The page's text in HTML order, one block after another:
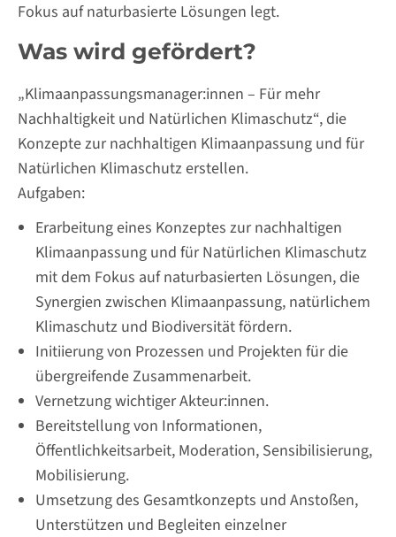
Fokus auf naturbasierte Lösungen legt.
Was wird gefördert?
„Klimaanpassungsmanager:innen – Für mehr
Nachhaltigkeit und Natürlichen Klimaschutz“, die
Konzepte zur nachhaltigen Klimaanpassung und für
Natürlichen Klimaschutz erstellen.
Aufgaben:
Erarbeitung eines Konzeptes zur nachhaltigen
Klimaanpassung und für Natürlichen Klimaschutz
mit dem Fokus auf naturbasierten Lösungen, die
Synergien zwischen Klimaanpassung, natürlichem
Klimaschutz und Biodiversität fördern.
Initiierung von Prozessen und Projekten für die
übergreifende Zusammenarbeit.
Vernetzung wichtiger Akteur:innen.
Bereitstellung von Informationen,
Öffentlichkeitsarbeit, Moderation, Sensibilisierung,
Mobilisierung.
Umsetzung des Gesamtkonzepts und Anstoßen,
Unterstützen und Begleiten einzelner